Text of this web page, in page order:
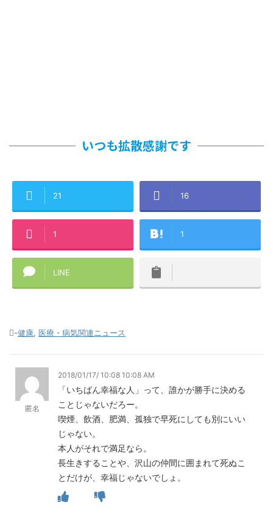
いつも拡散感謝です
21 16
1 1
LINE
-健康, 医療・病気関連ニュース
匿名
2018/01/17/ 10:08 10:08 AM
「いちばん幸福な人」って、誰かが勝手に決める
ことじゃないだろー。
喫煙、飲酒、肥満、孤独で早死にしても別にいい
じゃない。
本人がそれで満足なら。
長生きすることや、沢山の仲間に囲まれて死ぬこ
とだけが、幸福じゃないでしょ。